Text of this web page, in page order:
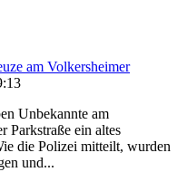
am Volkersheimer
Unbekannte am
Parkstraße ein altes
die Polizei mitteilt, wurden
und...